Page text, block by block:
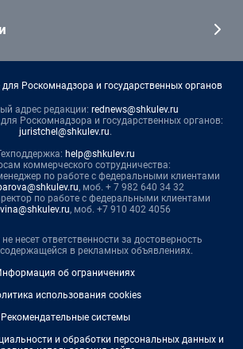
Роскомнадзора и государственных органов
адрес редакции: rednews@shkulev.ru
Роскомнадзора и государственных органов:
juristchel@shkulev.ru.
help@shkulev.ru
коммерческого сотрудничества:
по работе с федеральными клиентами
, моб. + 7 982 640 34 32
по работе с федеральными клиентами
, моб. +7 910 402 4056
несет ответственности за достоверность
в рекламных объявлениях.
об ограничениях
использования cookies
Рекомендательные системы
и обработки персональных данных и